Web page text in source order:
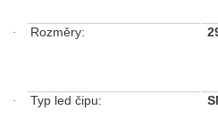
· Rozměry:
· Typ led čipu: